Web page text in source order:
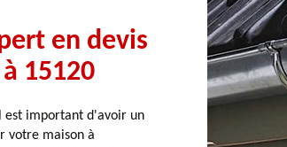
en devis
15120
est important d'avoir un
votre maison à